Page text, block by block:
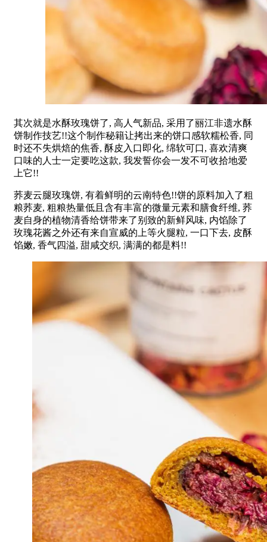
其次就是水酥玫瑰饼了, 高人气新品, 采用了丽江非遗水酥
饼制作技艺!!这个制作秘籍让拷出来的饼口感软糯松香, 同
时还不失烘焙的焦香, 酥皮入口即化, 绵软可口, 喜欢清爽
口味的人士一定要吃这款, 我发誓你会一发不可收拾地爱
上它!!
荞麦云腿玫瑰饼, 有着鲜明的云南特色!!饼的原料加入了粗
粮荞麦, 粗粮热量低且含有丰富的微量元素和膳食纤维, 荞
麦自身的植物清香给饼带来了别致的新鲜风味, 内馅除了
玫瑰花酱之外还有来自宣威的上等火腿粒, 一口下去, 皮酥
馅嫩, 香气四溢, 甜咸交织, 满满的都是料!!